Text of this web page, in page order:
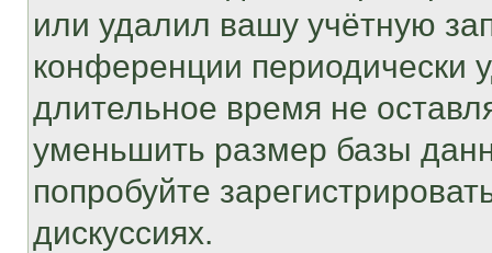
или удалил вашу учётную
конференции периодически
длительное время не
уменьшить размер базы
попробуйте
дискуссиях.